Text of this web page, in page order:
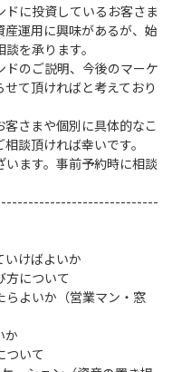
に投資しているお客さま
運用に興味があるが、始
を承ります。
のご説明、今後のマーケ
て頂ければと考えており
さまや個別に具体的なこ
談頂ければ幸いです。
ます。事前予約時に相談
いけばよいか
方について
らよいか（営業マン・窓
か
ついて